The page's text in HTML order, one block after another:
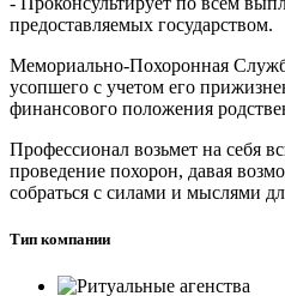
предоставляемых государством.
Мемориально-Похоронная
усопшего с учетом его
финансового положения
Профессионал возьмет на себя
проведение похорон, давая
собраться с силами и мыслями
Тип компании